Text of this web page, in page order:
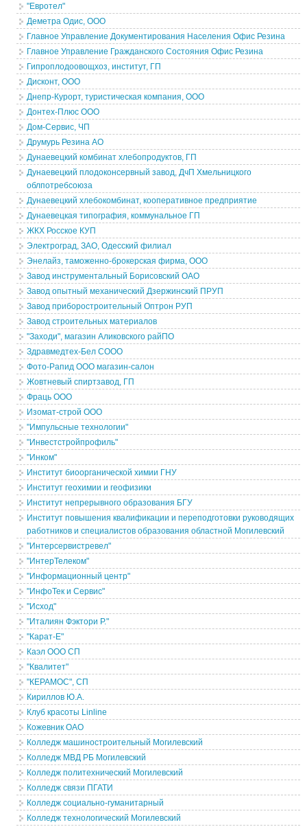
"Евротел"
Деметра Одис, ООО
Главное Управление Документирования Населения Офис Резина
Главное Управление Гражданского Состояния Офис Резина
Гипроплодоовощхоз, институт, ГП
Дисконт, ООО
Днепр-Курорт, туристическая компания, ООО
Донтех-Плюс ООО
Дом-Сервис, ЧП
Друмурь Резина АО
Дунаевецкий комбинат хлебопродуктов, ГП
Дунаевецкий плодоконсервный завод, ДчП Хмельницкого
облпотребсоюза
Дунаевецкий хлебокомбинат, кооперативное предприятие
Дунаевецкая типография, коммунальное ГП
ЖКХ Росское КУП
Электроград, ЗАО, Одесский филиал
Энелайз, таможенно-брокерская фирма, ООО
Завод инструментальный Борисовский ОАО
Завод опытный механический Дзержинский ПРУП
Завод приборостроительный Оптрон РУП
Завод строительных материалов
"Заходи", магазин Аликовского райПО
Здравмедтех-Бел СООО
Фото-Рапид ООО магазин-салон
Жовтневый спиртзавод, ГП
Фраць ООО
Изомат-строй ООО
"Импульсные технологии"
"Инвестстройпрофиль"
"Инком"
Институт биоорганической химии ГНУ
Институт геохимии и геофизики
Институт непрерывного образования БГУ
Институт повышения квалификации и переподготовки руководящих
работников и специалистов образования областной Могилевский
"Интерсервистревел"
"ИнтерТелеком"
"Информационный центр"
"ИнфоТек и Сервис"
"Исход"
"Италиян Фэктори Р."
"Карат-Е"
Каэл ООО СП
"Квалитет"
"КЕРАМОС", СП
Кириллов Ю.А.
Клуб красоты Linline
Кожевник ОАО
Колледж машиностроительный Могилевский
Колледж МВД РБ Могилевский
Колледж политехнический Могилевский
Колледж связи ПГАТИ
Колледж социально-гуманитарный
Колледж технологический Могилевский